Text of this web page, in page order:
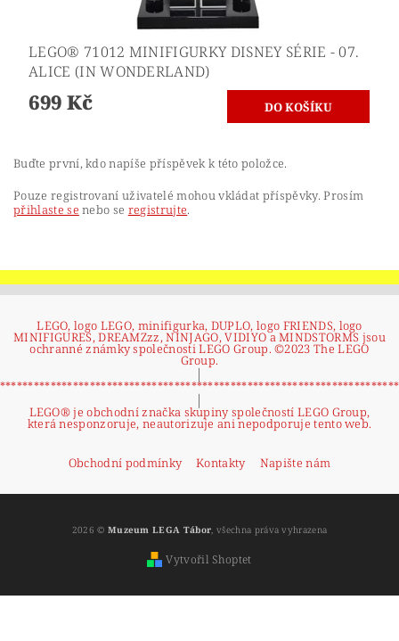
LEGO® 71012 MINIFIGURKY DISNEY SÉRIE - 07.
ALICE (IN WONDERLAND)
699 Kč
Buďte první, kdo napíše příspěvek k této položce.
Pouze registrovaní uživatelé mohou vkládat příspěvky. Prosím
přihlaste se nebo se registrujte.
LEGO, logo LEGO, minifigurka, DUPLO, logo FRIENDS, logo
MINIFIGURES, DREAMZzz, NINJAGO, VIDIYO a MINDSTORMS jsou
ochranné známky společnosti LEGO Group. ©2023 The LEGO
Group.
|
|
LEGO® je obchodní značka skupiny společností LEGO Group,
která nesponzoruje, neautorizuje ani nepodporuje tento web.
Obchodní podmínky Kontakty Napište nám
2026 © Muzeum LEGA Tábor , všechna práva vyhrazena
Vytvořil Shoptet